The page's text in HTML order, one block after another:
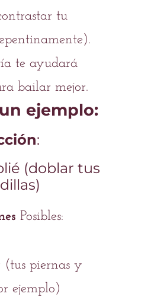
tu
te ayudará
bailar mejor.
ejemplo:
:
(doblar tus
Posibles:
(tus piernas y
ejemplo)